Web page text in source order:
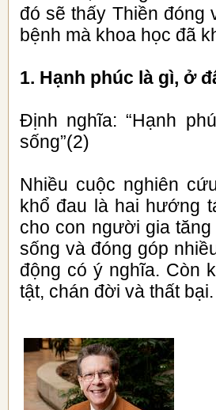
đó sẽ thấy Thiền đóng
bệnh mà khoa học đã
1. Hạnh phúc là gì, ở
Định nghĩa: “Hạnh
sống”(2)
Nhiều cuộc nghiên
khổ đau là hai hướng
cho con người gia
sống và đóng góp
động có ý nghĩa. Còn
tật, chán đời và thất bại.